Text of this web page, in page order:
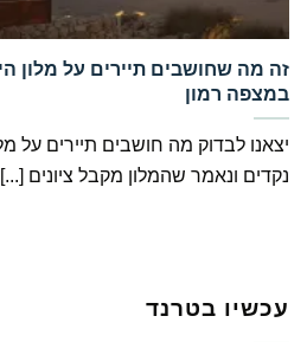
‏זה מה שחושבים תיירים על מלון
במצפה רמון
יצאנו לבדוק מה חושבים תיירים על
נקדים ונאמר שהמלון מקבל ציונים [...]
עכשיו בטרנד